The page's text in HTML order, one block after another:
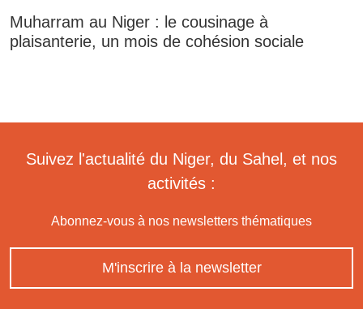
Muharram au Niger : le cousinage à
plaisanterie, un mois de cohésion sociale
Suivez l'actualité du Niger, du Sahel, et nos
activités :
Abonnez-vous à nos newsletters thématiques
M'inscrire à la newsletter